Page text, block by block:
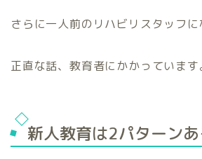
さらに一人前のリハビリスタッフに
正直な話、教育者にかかっています
新人教育は2パターン